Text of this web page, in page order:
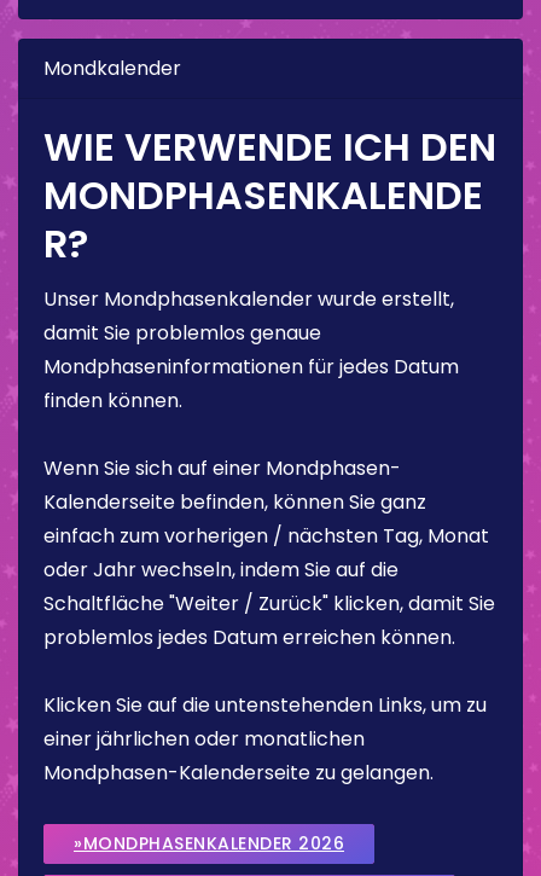
Mondkalender
WIE VERWENDE ICH DEN
MONDPHASENKALENDE
R?
Unser Mondphasenkalender wurde erstellt,
damit Sie problemlos genaue
Mondphaseninformationen für jedes Datum
finden können.
Wenn Sie sich auf einer Mondphasen-
Kalenderseite befinden, können Sie ganz
einfach zum vorherigen / nächsten Tag, Monat
oder Jahr wechseln, indem Sie auf die
Schaltfläche "Weiter / Zurück" klicken, damit Sie
problemlos jedes Datum erreichen können.
Klicken Sie auf die untenstehenden Links, um zu
einer jährlichen oder monatlichen
Mondphasen-Kalenderseite zu gelangen.
»MONDPHASENKALENDER 2026